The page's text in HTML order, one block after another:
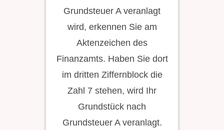
Grundsteuer A veranlagt
wird, erkennen Sie am
Aktenzeichen des
Finanzamts. Haben Sie dort
im dritten Ziffernblock die
Zahl 7 stehen, wird Ihr
Grundstück nach
Grundsteuer A veranlagt.